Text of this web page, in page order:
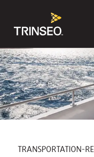
TRANSPORTATION-